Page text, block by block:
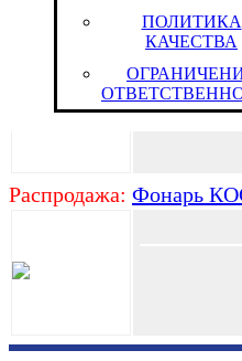
ПОЛИТИКА
КАЧЕСТВА
Распродажа: Фонарь
Распродажа: Фонарь